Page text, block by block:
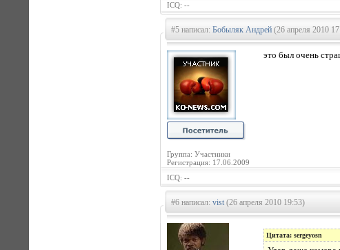
ICQ: --
#5 написал: Бобыляк Андрей (26 апреля 2010
Группа: Участники
Регистрация: 17.06.2009
это был очень
ICQ: --
#6 написал: vist(26 апреля 2010 19:53)
Цитата: sergeyosn